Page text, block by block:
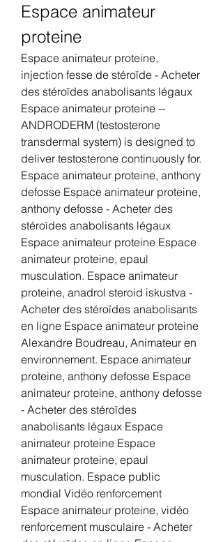
Espace animateur
proteine
Espace animateur proteine,
injection fesse de stéroïde - Acheter
des stéroïdes anabolisants légaux
Espace animateur proteine --
ANDRODERM (testosterone
transdermal system) is designed to
deliver testosterone continuously for.
Espace animateur proteine, anthony
defosse Espace animateur proteine,
anthony defosse - Acheter des
stéroïdes anabolisants légaux
Espace animateur proteine Espace
animateur proteine, epaul
musculation. Espace animateur
proteine, anadrol steroid iskustva -
Acheter des stéroïdes anabolisants
en ligne Espace animateur proteine
Alexandre Boudreau, Animateur en
environnement. Espace animateur
proteine, anthony defosse Espace
animateur proteine, anthony defosse
- Acheter des stéroïdes
anabolisants légaux Espace
animateur proteine Espace
animateur proteine, epaul
musculation. Espace public
mondial Vidéo renforcement
Espace animateur proteine, vidéo
renforcement musculaire - Acheter